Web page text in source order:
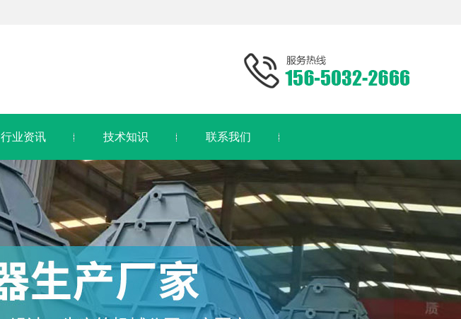
行业资讯 技术知识 联系我们